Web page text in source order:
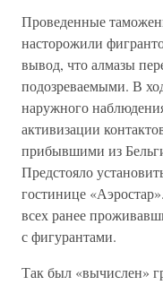
Проведенные
насторожили
вывод, что алмазы
подозреваемыми. В
наружного
активизации
прибывшими из
Предстояло
гостинице
всех ранее
с фигурантами.
Так был «вычислен»